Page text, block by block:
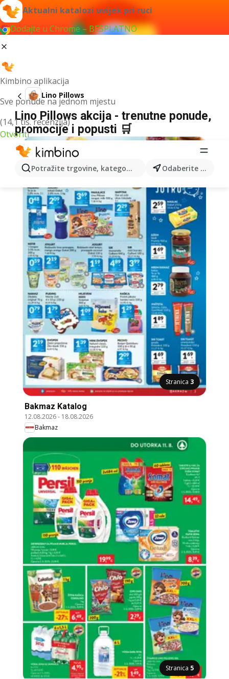
Aktualni katalozi uvijek pri ruci
Dodajte u Chrome – BESPLATNO
Kimbino aplikacija
Sve ponude na jednom mjestu
(14,1 tis. recenzija)
Otvoriti
Potražite trgovine, kategorije, proizvode... Odaberite grad
Lino Pillows
Lino Pillows akcija - trenutne ponude,
promocije i popusti 🛒
Stranica 3
Bakmaz Katalog
12.08.2026- 18.08.2026
Bakmaz
Stranica 5